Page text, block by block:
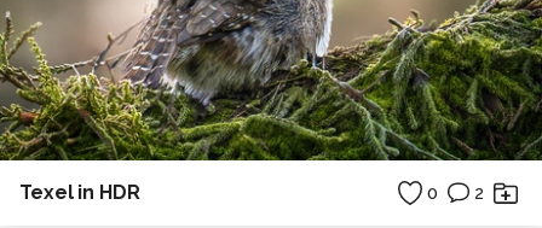
Texel in HDR 0 2